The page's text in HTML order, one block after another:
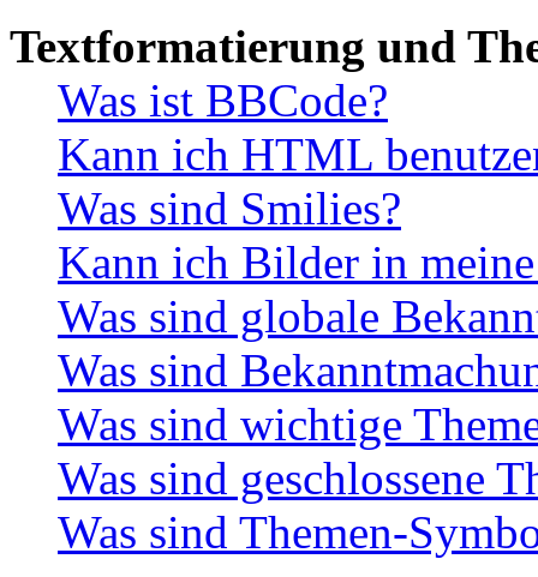
Textformatierung und
Was ist BBCode?
Kann ich HTML
Was sind Smilies?
Kann ich Bilder in
Was sind globale
Was sind
Was sind wichtige
Was sind geschlossene
Was sind Themen-